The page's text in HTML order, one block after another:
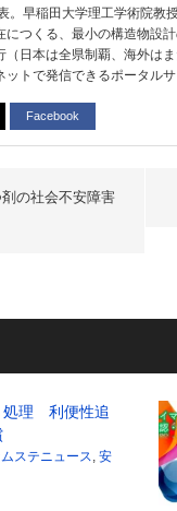
。早稲田大学理工学術院教
につくる、最小の構造物設
（日本は全県制覇、海外は
トで発信できるポータルサ
Facebook
の社会不安障害
処理 利便性追
ステニュース, 安